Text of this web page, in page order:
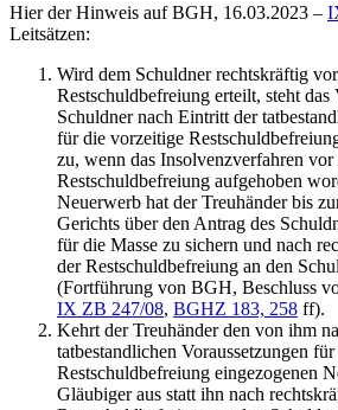
Hier der Hinweis auf BGH, 16.03.2023 –
Leitsätzen:
Wird dem Schuldner rechtskräftig
Restschuldbefreiung erteilt, steht das
Schuldner nach Eintritt der
für die vorzeitige
zu, wenn das Insolvenzverfahren
Restschuldbefreiung aufgehoben
Neuerwerb hat der Treuhänder bis
Gerichts über den Antrag des
für die Masse zu sichern und nach
der Restschuldbefreiung an den
(Fortführung von BGH, Beschluss
IX ZB 247/08, BGHZ 183, 258 ff).
Kehrt der Treuhänder den von ihm
tatbestandlichen Voraussetzungen
Restschuldbefreiung eingezogenen
Gläubiger aus statt ihn nach